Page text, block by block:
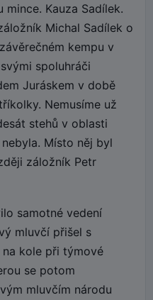
mince. Kauza Sadílek.
Michal Sadílek o
kempu v
spoluhráči
Juráskem v době
Nemusíme už
stehů v oblasti
Místo něj byl
záložník Petr
samotné vedení
mluvčí přišel s
kole při týmové
se potom
mluvčím národu